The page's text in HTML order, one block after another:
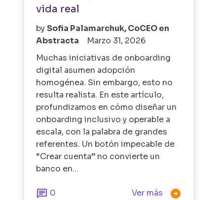
vida real
bySofia Palamarchuk, CoCEO en
Abstracta
Marzo 31, 2026
Muchas iniciativas de onboarding
digital asumen adopción
homogénea. Sin embargo, esto no
resulta realista. En este artículo,
profundizamos en cómo diseñar un
onboarding inclusivo y operable a
escala, con la palabra de grandes
referentes. Un botón impecable de
“Crear cuenta” no convierte un
banco en…
 0 Ver más 